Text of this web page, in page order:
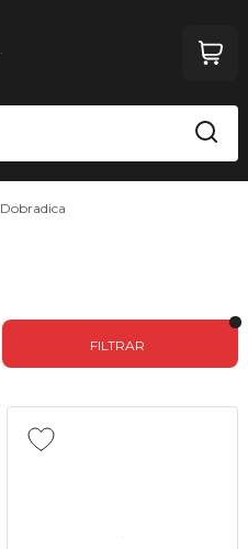
Dobradica
FILTRAR